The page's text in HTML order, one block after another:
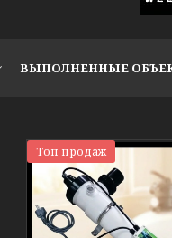
ВЫПОЛНЕННЫЕ
Топ продаж